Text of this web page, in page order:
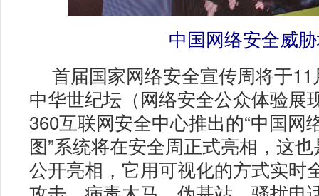
中国网络安全威
首届国家网络安全宣传周将于
中华世纪坛（网络安全公众体验展
360互联网安全中心推出的“中国网
图”系统将在安全周正式亮相，这
公开亮相，它用可视化的方式实时